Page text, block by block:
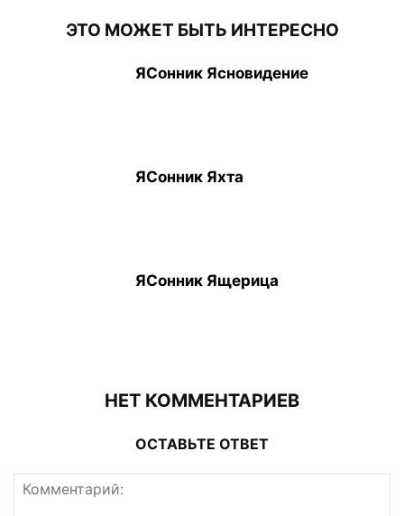
ЭТО МОЖЕТ БЫТЬ ИНТЕРЕСНО
ЯСонник Ясновидение
ЯСонник Яхта
ЯСонник Ящерица
НЕТ КОММЕНТАРИЕВ
ОСТАВЬТЕ ОТВЕТ